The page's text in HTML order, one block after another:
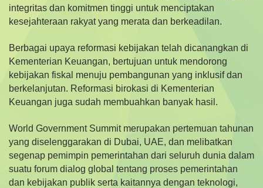
integritas dan komitmen tinggi untuk menciptakan
kesejahteraan rakyat yang merata dan berkeadilan.
Berbagai upaya reformasi kebijakan telah dicanangkan di
Kementerian Keuangan, bertujuan untuk mendorong
kebijakan fiskal menuju pembangunan yang inklusif dan
berkelanjutan. Reformasi birokasi di Kementerian
Keuangan juga sudah membuahkan banyak hasil.
World Government Summit merupakan pertemuan tahunan
yang diselenggarakan di Dubai, UAE, dan melibatkan
segenap pemimpin pemerintahan dari seluruh dunia dalam
suatu forum dialog global tentang proses pemerintahan
dan kebijakan publik serta kaitannya dengan teknologi,